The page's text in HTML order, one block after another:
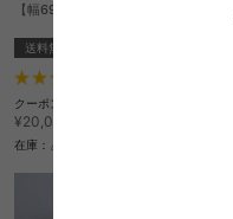
【幅69cm】Tornio ブックラック
送料無料
クーポン利用で
¥20,060→
在庫：△